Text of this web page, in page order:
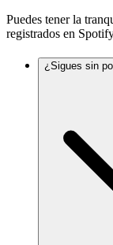
Puedes tener la
registrados en
¿Sigues sin